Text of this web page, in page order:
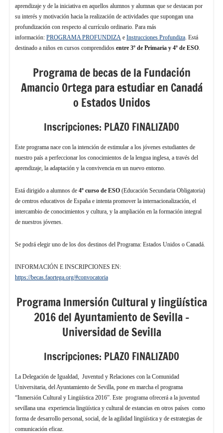
aprendizaje y de la iniciativa en aquellos alumnos y alumnas que se destacan por
su interés y motivación hacia la realización de actividades que supongan una
profundización con respecto al currículo ordinario. Para más
información: PROGRAMA PROFUNDIZA e Instrucciones Profundiza. Está
destinado a niños en cursos comprendidos entre 3º de Primaria y 4º de ESO.
Programa de becas de la Fundación
Amancio Ortega para estudiar en Canadá
o Estados Unidos
Inscripciones: PLAZO FINALIZADO
Este programa nace con la intención de estimular a los jóvenes estudiantes de
nuestro país a perfeccionar los conocimientos de la lengua inglesa, a través del
aprendizaje, la adaptación y la convivencia en un nuevo entorno.
Está dirigido a alumnos de 4º curso de ESO (Educación Secundaria Obligatoria)
de centros educativos de España e intenta promover la internacionalización, el
intercambio de conocimientos y cultura, y la ampliación en la formación integral
de nuestros jóvenes.
Se podrá elegir uno de los dos destinos del Programa: Estados Unidos o Canadá.
INFORMACIÓN E INSCRIPCIONES EN:
https://becas.faortega.org/#convocatoria
Programa Inmersión Cultural y lingüística
2016 del Ayuntamiento de Sevilla –
Universidad de Sevilla
Inscripciones: PLAZO FINALIZADO
La Delegación de Igualdad, Juventud y Relaciones con la Comunidad
Universitaria, del Ayuntamiento de Sevilla, pone en marcha el programa
“Inmersión Cultural y Lingüística 2016”. Este programa ofrecerá a la juventud
sevillana una experiencia lingüística y cultural de estancias en otros países como
forma de desarrollo personal, social, de la agilidad lingüística y de estrategias de
comunicación eficaz.